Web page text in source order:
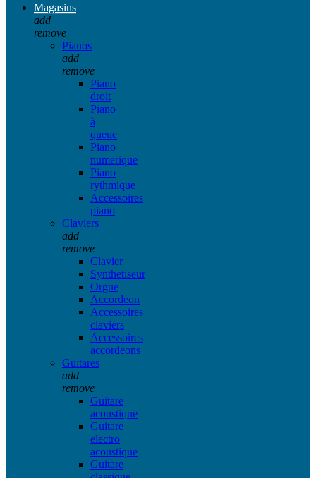
Magasins
add
remove
Pianos
add
remove
Piano
droit
Piano
à
queue
Piano
numerique
Piano
rythmique
Accessoires
piano
Claviers
add
remove
Clavier
Synthetiseur
Orgue
Accordeon
Accessoires
claviers
Accessoires
accordeons
Guitares
add
remove
Guitare
acoustique
Guitare
electro
acoustique
Guitare